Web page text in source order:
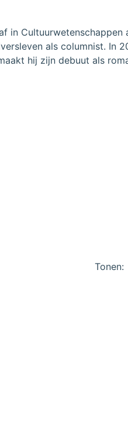
in
als columnist. In
hij zijn debuut als
Tonen: